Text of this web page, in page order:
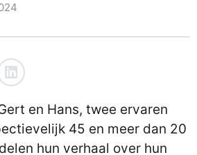
en Hans, twee ervaren
45 en meer dan 20
hun verhaal over hun